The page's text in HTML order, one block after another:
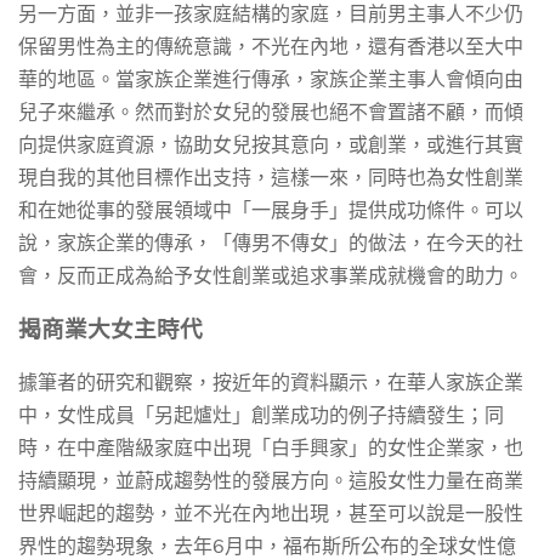
另一方面，並非一孩家庭結構的家庭，目前男主事人不少仍
保留男性為主的傳統意識，不光在內地，還有香港以至大中
華的地區。當家族企業進行傳承，家族企業主事人會傾向由
兒子來繼承。然而對於女兒的發展也絕不會置諸不顧，而傾
向提供家庭資源，協助女兒按其意向，或創業，或進行其實
現自我的其他目標作出支持，這樣一來，同時也為女性創業
和在她從事的發展領域中「一展身手」提供成功條件。可以
說，家族企業的傳承，「傳男不傳女」的做法，在今天的社
會，反而正成為給予女性創業或追求事業成就機會的助力。
揭商業大女主時代
據筆者的研究和觀察，按近年的資料顯示，在華人家族企業
中，女性成員「另起爐灶」創業成功的例子持續發生；同
時，在中產階級家庭中出現「白手興家」的女性企業家，也
持續顯現，並蔚成趨勢性的發展方向。這股女性力量在商業
世界崛起的趨勢，並不光在內地出現，甚至可以說是一股性
界性的趨勢現象，去年6月中，福布斯所公布的全球女性億